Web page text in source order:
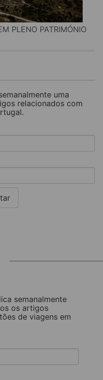
PLENO PATRIMÓNIO
uma
relacionados com
semanalmente
os artigos
de viagens em